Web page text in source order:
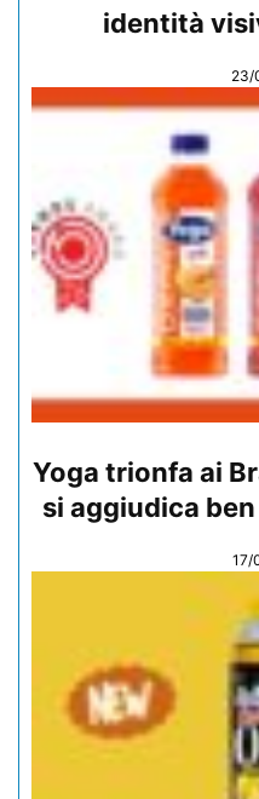
identità
23/
Yoga trionfa ai
si aggiudica
17/